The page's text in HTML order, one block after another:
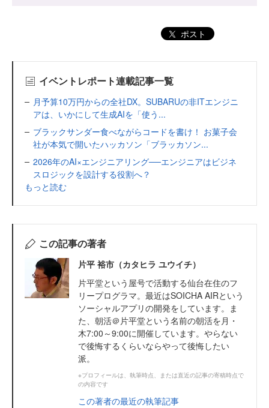
ポスト
イベントレポート連載記事一覧
月予算10万円からの全社DX。SUBARUの非ITエンジニ
アは、いかにして生成AIを「使う...
ブラックサンダー食べながらコードを書け！ お菓子会
社が本気で開いたハッカソン「ブラッカソン...
2026年のAI×エンジニアリング──エンジニアはビジネ
スロジックを設計する役割へ？
もっと読む
この記事の著者
片平 裕市（カタヒラ ユウイチ）
片平堂という屋号で活動する仙台在住のフ
リープログラマ。最近はSOICHA AIRという
ソーシャルアプリの開発をしています。ま
た、朝活＠片平堂という名前の朝活を月・
木7:00～9:00に開催しています。やらない
で後悔するくらいならやって後悔したい
派。
※プロフィールは、執筆時点、または直近の記事の寄稿時点で
の内容です
この著者の最近の執筆記事